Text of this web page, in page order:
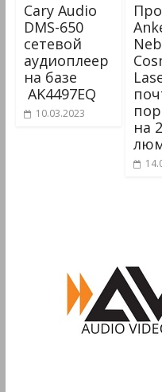
Cary Audio
DMS-650
cетевой
аудиоплеер
на базе
AK4497EQ
10.03.2023
на